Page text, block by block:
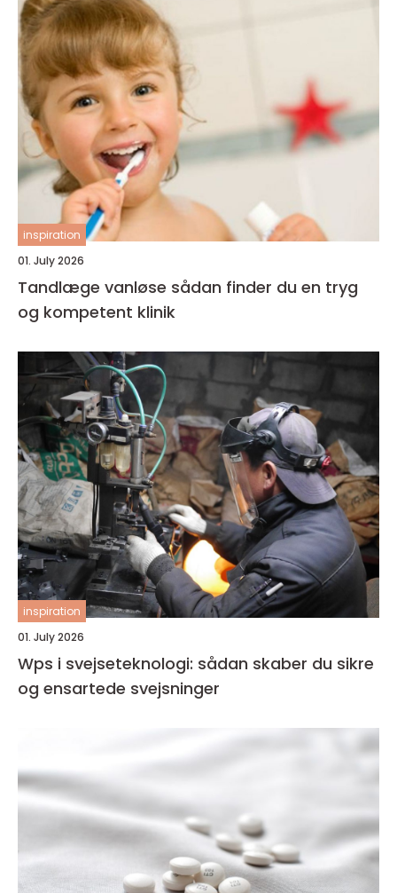
inspiration
01. July 2026
Tandlæge vanløse sådan finder du en tryg
og kompetent klinik
inspiration
01. July 2026
Wps i svejseteknologi: sådan skaber du sikre
og ensartede svejsninger